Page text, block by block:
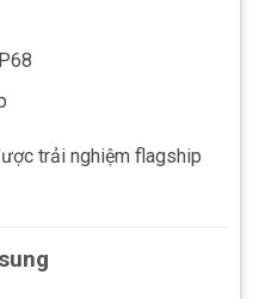
trải nghiệm flagship